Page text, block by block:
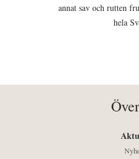
annat sav och rutten
hela